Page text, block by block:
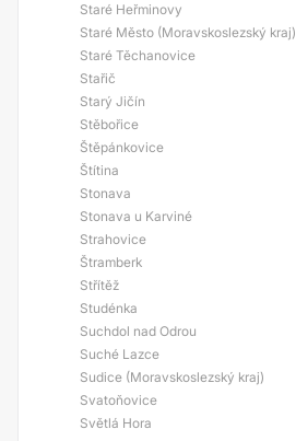
Staré Heřminovy
Staré Město (Moravskoslezský kraj)
Staré Těchanovice
Stařič
Starý Jičín
Stěbořice
Štěpánkovice
Štítina
Stonava
Stonava u Karviné
Strahovice
Štramberk
Střítěž
Studénka
Suchdol nad Odrou
Suché Lazce
Sudice (Moravskoslezský kraj)
Svatoňovice
Světlá Hora